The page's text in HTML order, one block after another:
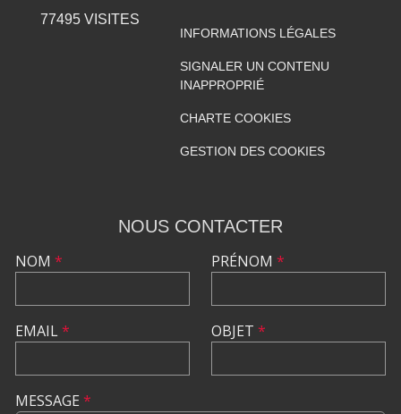
77495VISITES
INFORMATIONS LÉGALES
SIGNALER UN CONTENU
INAPPROPRIÉ
CHARTE COOKIES
GESTION DES COOKIES
NOUS CONTACTER
NOM *
EMAIL*
PRÉNOM *
OBJET *
MESSAGE *